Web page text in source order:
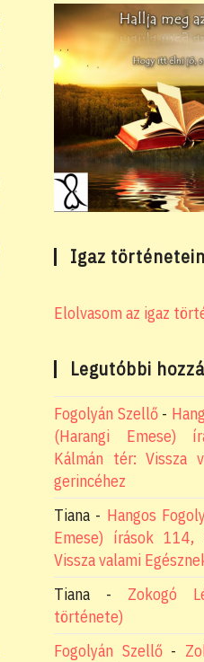
Igaz
Elolvasom az igaz
Legutóbbi
Fogolyán Szellő-
(Harangi Emese)
Kálmán tér: Vissza
gerincéhez
Tiana - Hangos
Emese) írások
Vissza valami
Tiana - Zokogó
története)
Fogolyán Szellő-